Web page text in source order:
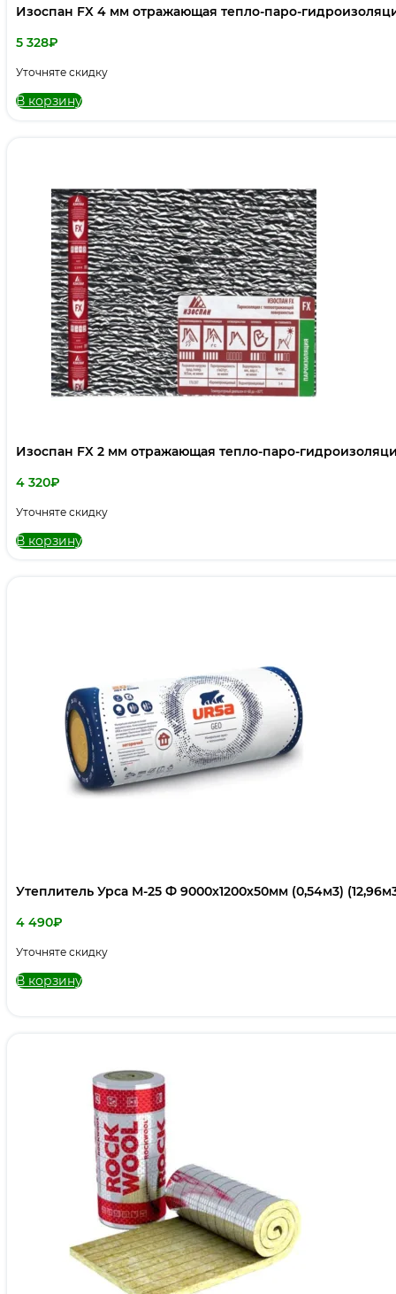
Изоспан FX 4 мм отражающая тепло-паро-
5 328₽
Уточняте скидку
В корзину
Изоспан FX 2 мм отражающая тепло-паро-
4 320₽
Уточняте скидку
В корзину
Утеплитель Урса М-25 Ф 9000х1200х50мм (0,54м3)
4 490₽
Уточняте скидку
В корзину